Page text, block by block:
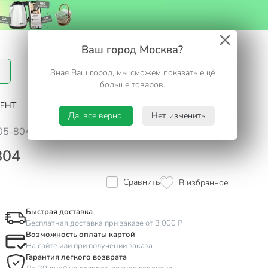
Ваш город Москва?
Зная Ваш город, мы сможем показать ещё
больше товаров.
Да, все верно! Нет, изменить
Корзина
САД И ОГОРОД ТУРИЗМ. ОТДЫХ НА ДАЧЕ
804
Сравнить В избранное
Быстрая доставка
Бесплатная доставка при заказе от 3 000 ₽
Возможность оплаты картой
На сайте или при получении заказа
Гарантия легкого возврата